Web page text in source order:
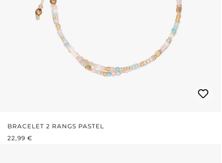
BRACELET 2 RANGS PASTEL
PRIX RÉGULIER :
22,99 €